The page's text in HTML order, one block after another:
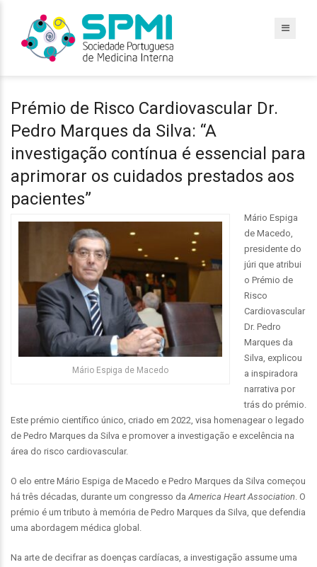
Prémio de Risco Cardiovascular Dr.
Pedro Marques da Silva: “A
investigação contínua é essencial para
aprimorar os cuidados prestados aos
pacientes”
Mário Espiga de Macedo
Mário Espiga
de Macedo,
presidente do
júri que atribui
o Prémio de
Risco
Cardiovascular
Dr. Pedro
Marques da
Silva, explicou
a inspiradora
narrativa por
trás do prémio.
Este prémio científico único, criado em 2022, visa homenagear o legado
de Pedro Marques da Silva e promover a investigação e excelência na
área do risco cardiovascular.
O elo entre Mário Espiga de Macedo e Pedro Marques da Silva começou
há três décadas, durante um congresso daAmerica Heart Association. O
prémio é um tributo à memória de Pedro Marques da Silva, que defendia
uma abordagem médica global.
Na arte de decifrar as doenças cardíacas, a investigação assume uma